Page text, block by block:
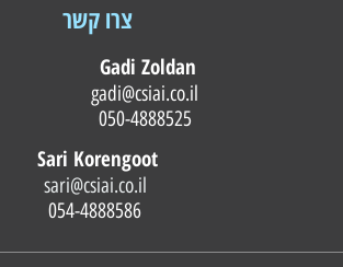
צרו קשר
Gadi Zoldan
Sari Korengoot
sari@csiai.co.il